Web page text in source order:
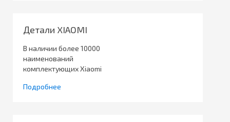
Детали XIAOMI
В наличии более 10000
наименований
комплектующих Xiaomi
Подробнее